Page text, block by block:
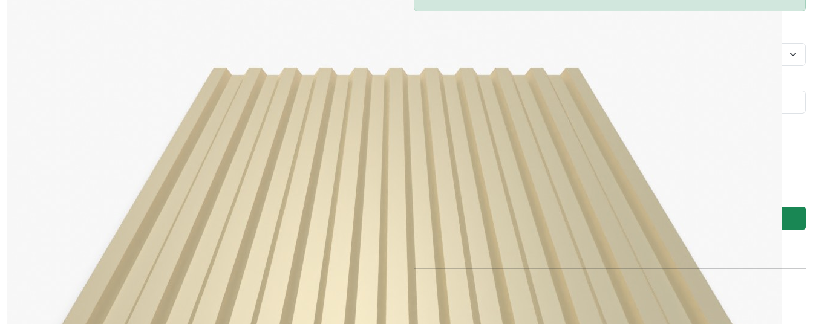
Длина, м
м до 12 м
Ширина, м
Габаритная ширина
Количество
−
количество (шт.)
В корзину Перезвоните мне!
* цены указаны без учета доставки
При отправке данных (оформить заказ) вы соглашаетесь с нашей политикой
конфиденциальности.